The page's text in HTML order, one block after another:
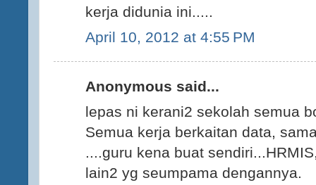
kerja didunia ini.....
April 10, 2012 at 4:55 PM
Anonymous said...
lepas ni kerani2 sekolah semua
Semua kerja berkaitan data,
....guru kena buat
lain2 yg seumpama dengannya.